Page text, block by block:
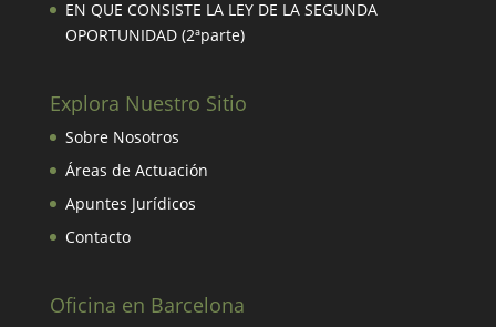
EN QUE CONSISTE LA LEY DE LA SEGUNDA
OPORTUNIDAD (2ªparte)
Explora Nuestro Sitio
Sobre Nosotros
Áreas de Actuación
Apuntes Jurídicos
Contacto
Oficina en Barcelona